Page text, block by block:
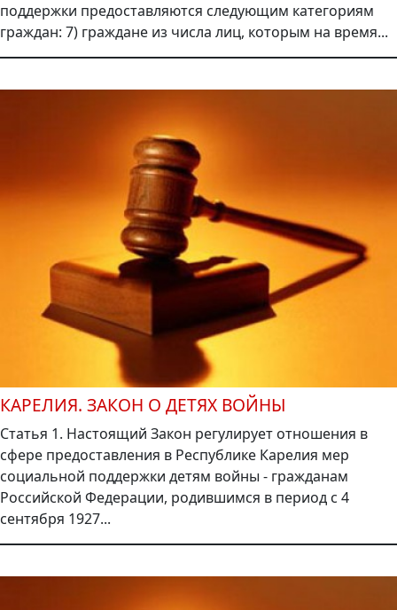
поддержки предоставляются следующим категориям
граждан: 7) граждане из числа лиц, которым на время...
КАРЕЛИЯ. ЗАКОН О ДЕТЯХ ВОЙНЫ
Статья 1. Настоящий Закон регулирует отношения в
сфере предоставления в Республике Карелия мер
социальной поддержки детям войны - гражданам
Российской Федерации, родившимся в период с 4
сентября 1927...